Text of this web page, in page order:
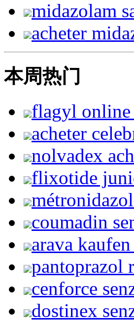
midazolam
acheter
本周热门
flagyl online
acheter
nolvadex
flixotide
coumadin
arava
pantoprazol
cenforce
dostinex